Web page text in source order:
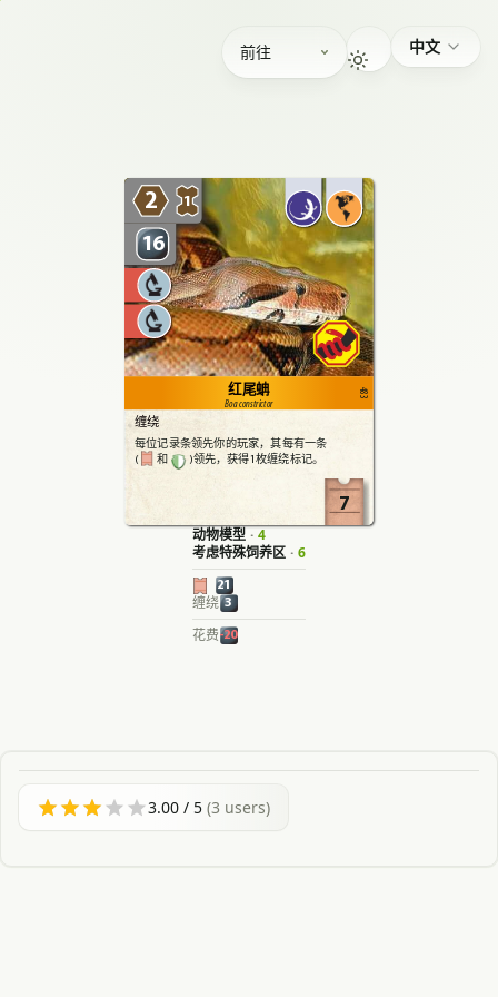
前往 中文
2 1
16
483
红尾蚺
Boa constrictor
7
缠绕
每位记录条领先你的玩家，其每有一条
(
和 )领先，获得1枚缠绕标记。
动物模型 · 4
考虑特殊饲养区 · 6
21
缠绕 3
花费-20
3.00 / 5 (3 users)